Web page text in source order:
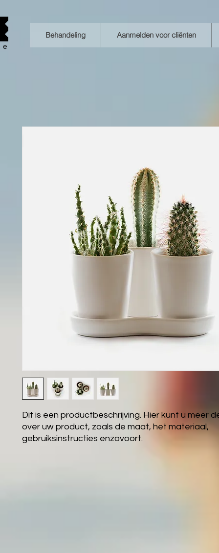
Dit is een productbeschrijving. Hier kunt u meer
over uw product, zoals de maat, het materiaal,
gebruiksinstructies enzovoort.
Behandeling Aanmelden voor cliënten